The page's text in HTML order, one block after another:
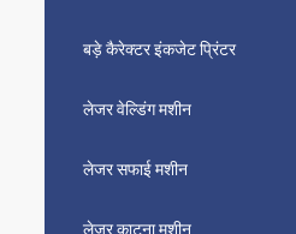
बड़े कैरेक्टर इंकजेट प्रिंटर
लेजर वेल्डिंग मशीन
लेजर सफाई मशीन
लेजर काटना मशीन